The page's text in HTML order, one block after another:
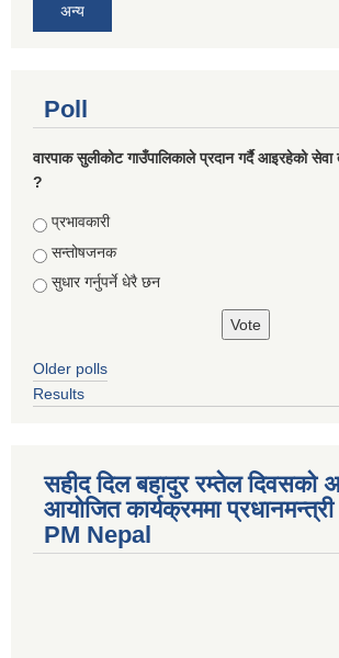
अन्य
Poll
वारपाक सुलीकोट गाउँपालिकाले प्रदान गर्दै आइरहेको सेवा
?
Choices
प्रभावकारी
सन्तोषजनक
सुधार गर्नुपर्ने धेरै छन
Older polls
Results
सहीद दिल बहादुर रम्तेल दिवसको
आयोजित कार्यक्रममा
PM Nepal